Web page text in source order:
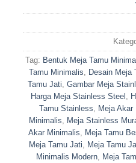
Tag: Bentuk Meja Tamu
Tamu Minimalis
Desain Meja
Tamu Jati Gambar Meja
Harga Meja Stainless Steel
Tamu Stainless
Meja Akar
Minimalis
Meja Stainless
Akar Minimalis
Meja Tamu
Meja Tamu Jati
Meja Tamu
Minimalis Modern Meja